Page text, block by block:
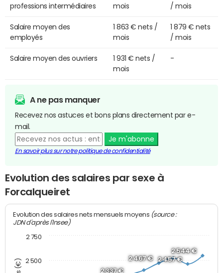
professions intermédiaires
mois
/ mois
Salaire moyen des
employés
1 863 € nets /
mois
1 879 € nets
/ mois
Salaire moyen des ouvriers
1 931 € nets /
mois
-
A ne pas manquer
Recevez nos astuces et bons plans directement par e-
mail.
Je m'abonne
En savoir plus sur notre politique de confidentialité
Evolution des salaires par sexe à
Forcalqueiret
Evolution des salaires nets mensuels moyens (source :
JDN d'après l'Insee)
2 337 €
2 467 € 2 457 €
2 544 €
2 500
2 750